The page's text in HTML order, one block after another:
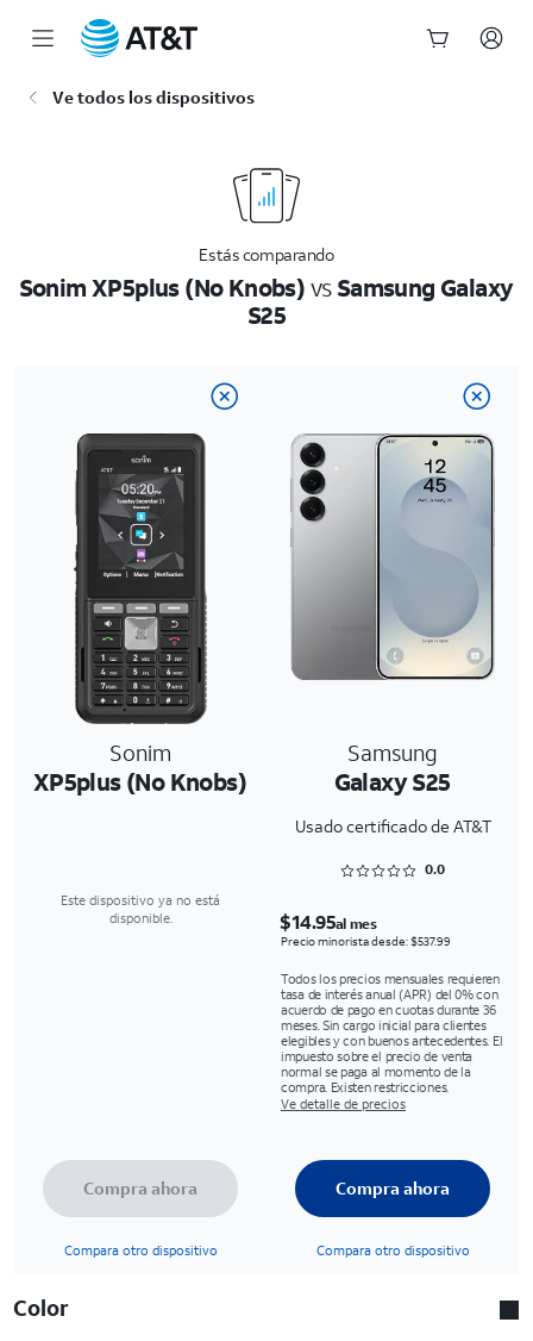
Ve todos los dispositivos
Estás comparando
Sonim XP5plus (No Knobs)vsSamsung Galaxy
S25
Sonim
XP5plus (No Knobs)
Samsung
Galaxy S25
Usado certificado de AT&T
Rated 0 out of 5
0.0
Este dispositivo ya no está
disponible.
$14.95al mes
Precio minorista desde: $537.99
Todos los precios mensuales requieren
tasa de interés anual (APR) del 0% con
acuerdo de pago en cuotas durante 36
meses. Sin cargo inicial para clientes
elegibles y con buenos antecedentes. El
impuesto sobre el precio de venta
normal se paga al momento de la
compra. Existen restricciones.
Ve detalle de precios
Compra ahora
Compara otro dispositivo
Compra ahora
Compara otro dispositivo
Color